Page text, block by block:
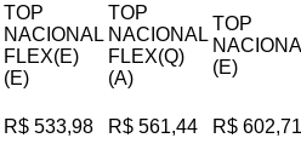
TOP
NACIONAL
FLEX(E)
(E)
TOP
NACIONAL
FLEX(Q)
(A)
TOP
(E)
R$ 533,98 R$ 561,44 R$ 602,71